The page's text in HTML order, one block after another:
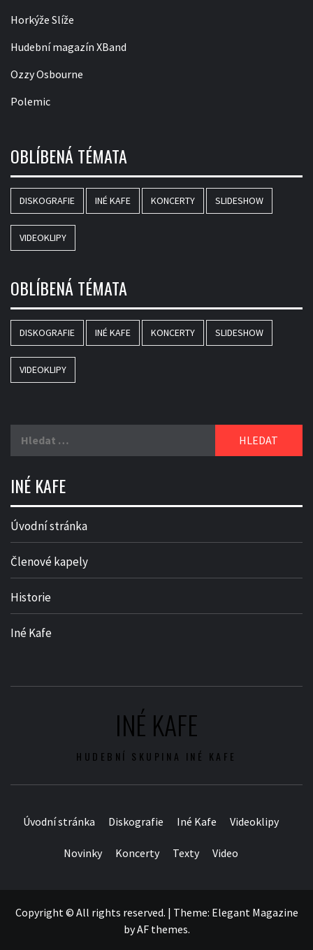
Horkýže Slíže
Hudební magazín XBand
Ozzy Osbourne
Polemic
OBLÍBENÁ TÉMATA
DISKOGRAFIE INÉ KAFE KONCERTY SLIDESHOW
VIDEOKLIPY
OBLÍBENÁ TÉMATA
DISKOGRAFIE INÉ KAFE KONCERTY SLIDESHOW
VIDEOKLIPY
INÉ KAFE
Úvodní stránka
Členové kapely
Historie
Iné Kafe
INÉ KAFE
HUDEBNÍ SKUPINA INÉ KAFE
Úvodní stránka Diskografie Iné Kafe Videoklipy
Novinky Koncerty Texty Video
Copyright © All rights reserved. | Theme: Elegant Magazine
byAF themes.